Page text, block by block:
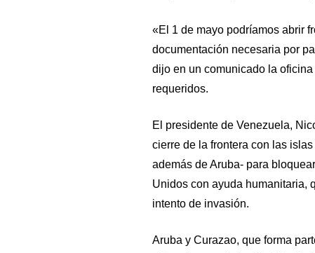
«El 1 de mayo podríamos abrir
documentación necesaria por
dijo en un comunicado la
requeridos.
El presidente de Venezuela,
cierre de la frontera con las
además de Aruba- para
Unidos con ayuda humanitaria,
intento de invasión.
Aruba y Curazao, que forma